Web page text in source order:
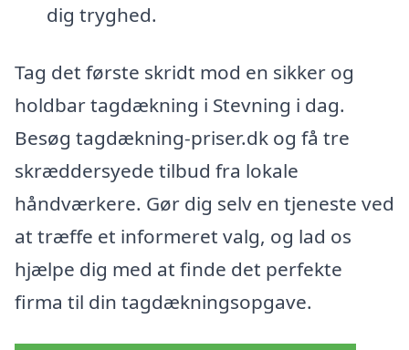
dig tryghed.
Tag det første skridt mod en sikker og
holdbar tagdækning i Stevning i dag.
Besøg tagdækning-priser.dk og få tre
skræddersyede tilbud fra lokale
håndværkere. Gør dig selv en tjeneste ved
at træffe et informeret valg, og lad os
hjælpe dig med at finde det perfekte
firma til din tagdækningsopgave.